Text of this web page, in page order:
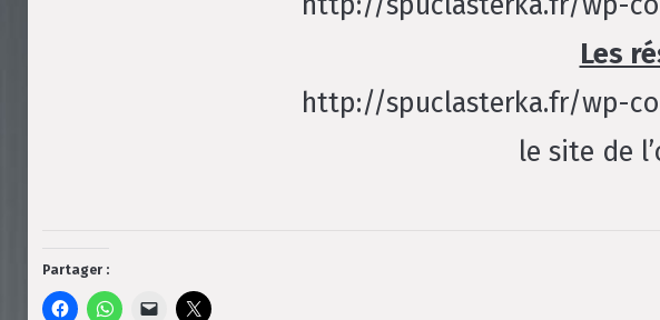
Les
http://spuclasterka.fr/wp-
le site de
Partager :